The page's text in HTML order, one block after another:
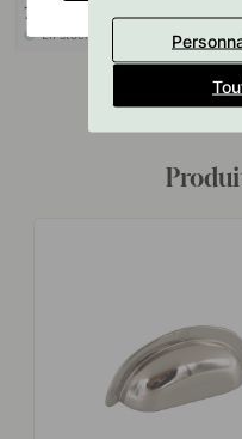
7 €
En stock